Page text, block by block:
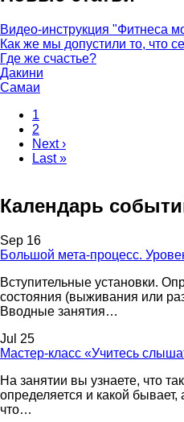
Видео-инструкция "Фитнеса
Как же мы допустили то, что
Где же счастье?
Дакини
Самаи
Pagination
Current
page
1
Page
2
Next
page
Next ›
Last
Last »
Календарь
Sep 16
Большой мета-процесс.
Вступительные установки.
состояния (выживания или
Вводные занятия…
Jul 25
Мастер-класс «Учитесь
На занятии вы узнаете, что
определяется и какой
что…